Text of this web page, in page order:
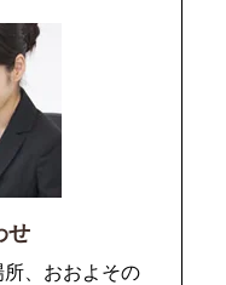
せ
、おおよその